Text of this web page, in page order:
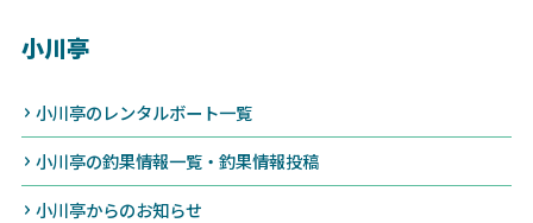
小川亭
小川亭のレンタルボート一覧
小川亭の釣果情報一覧・釣果情報投稿
小川亭からのお知らせ